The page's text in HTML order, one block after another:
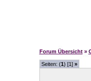
Forum Übersicht »
Seiten: (1) [1] »